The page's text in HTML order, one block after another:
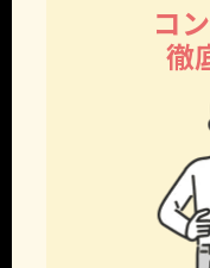
コ
徹